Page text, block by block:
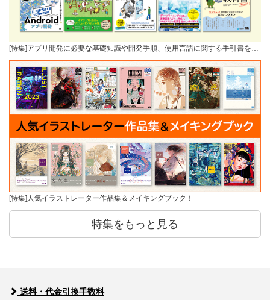
[特集]アプリ開発に必要な基礎知識や開発手順、使用言語に関する手引書を…
[特集]人気イラストレーター作品集＆メイキングブック！
特集をもっと見る
送料・代金引換手数料